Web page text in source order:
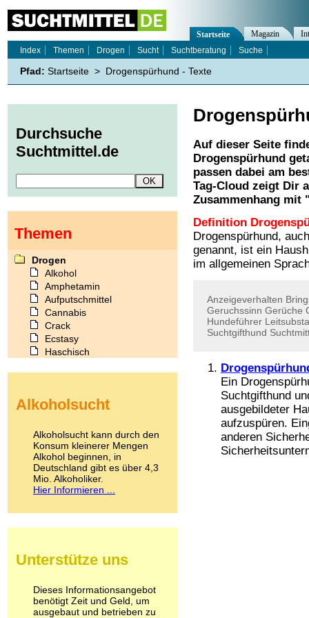
Auf dieser Seite
Drogenspürhund
passen dabei am
Tag-Cloud zeigt Dir
Zusammenhang mit
Definition
Drogenspürhund,
genannt, ist ein
im allgemeinen
Anzeigeverhalten
Geruchssinn Gerüche
Hundeführer
Suchtgifthund
Ein
Suchtgifthund
ausgebildeter
aufzuspüren.
anderen
Startseite Magazin
Index
Themen Drogen Sucht Suchtberatung Suche
Pfad: Startseite > Drogenspürhund - Texte
Durchsuche
Suchtmittel.de
Themen
Drogen
Alkohol
Amphetamin
Aufputschmittel
Cannabis
Crack
Ecstasy
Haschisch
Kokain
LSD
Marihuana
Medikamente
Meskalin
Metamphetamin
Methadon
Pilze
Psychopharmaka
Schlafmittel
Schmerzmittel
Alkoholsucht
Alkoholsucht kann durch den
Konsum kleinerer Mengen
Alkohol beginnen, in
Deutschland gibt es über 4,3
Mio. Alkoholiker.
Hier Informieren ...
Unterstütze uns
Dieses Informationsangebot
benötigt Zeit und Geld, um
ausgebaut und betrieben zu